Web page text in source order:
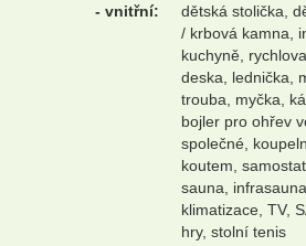
- vnitřní:
dětská stolička,
/ krbová kamna,
kuchyně,
deska, lednička,
trouba, myčka,
bojler pro ohřev
společné,
koutem,
sauna,
klimatizace, TV,
hry, stolní tenis